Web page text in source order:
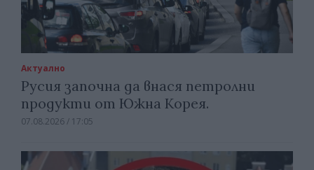
Актуално
Русия започна да внася петролни
продукти от Южна Корея.
07.08.2026 / 17:05